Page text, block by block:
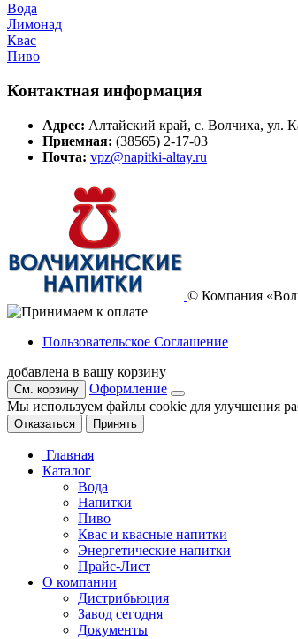
Вода
Лимонад
Квас
Пиво
Контактная информация
Адрес: Алтайский край, с. Волчиха, ул.
Приемная: (38565) 2-17-03
Почта: vpz@napitki-altay.ru
© Компания
Пользовательское Соглашение
добавлена в вашу корзину
См. корзину
Оформление
Мы используем файлы cookie для улучшения
Отказаться Принять
Главная
Каталог
Вода
Напитки
Пиво
Квас и квасные напитки
Энергетические напитки
Прайс-Лист
О компании
Дистрибьюция
Завод сегодня
Документы